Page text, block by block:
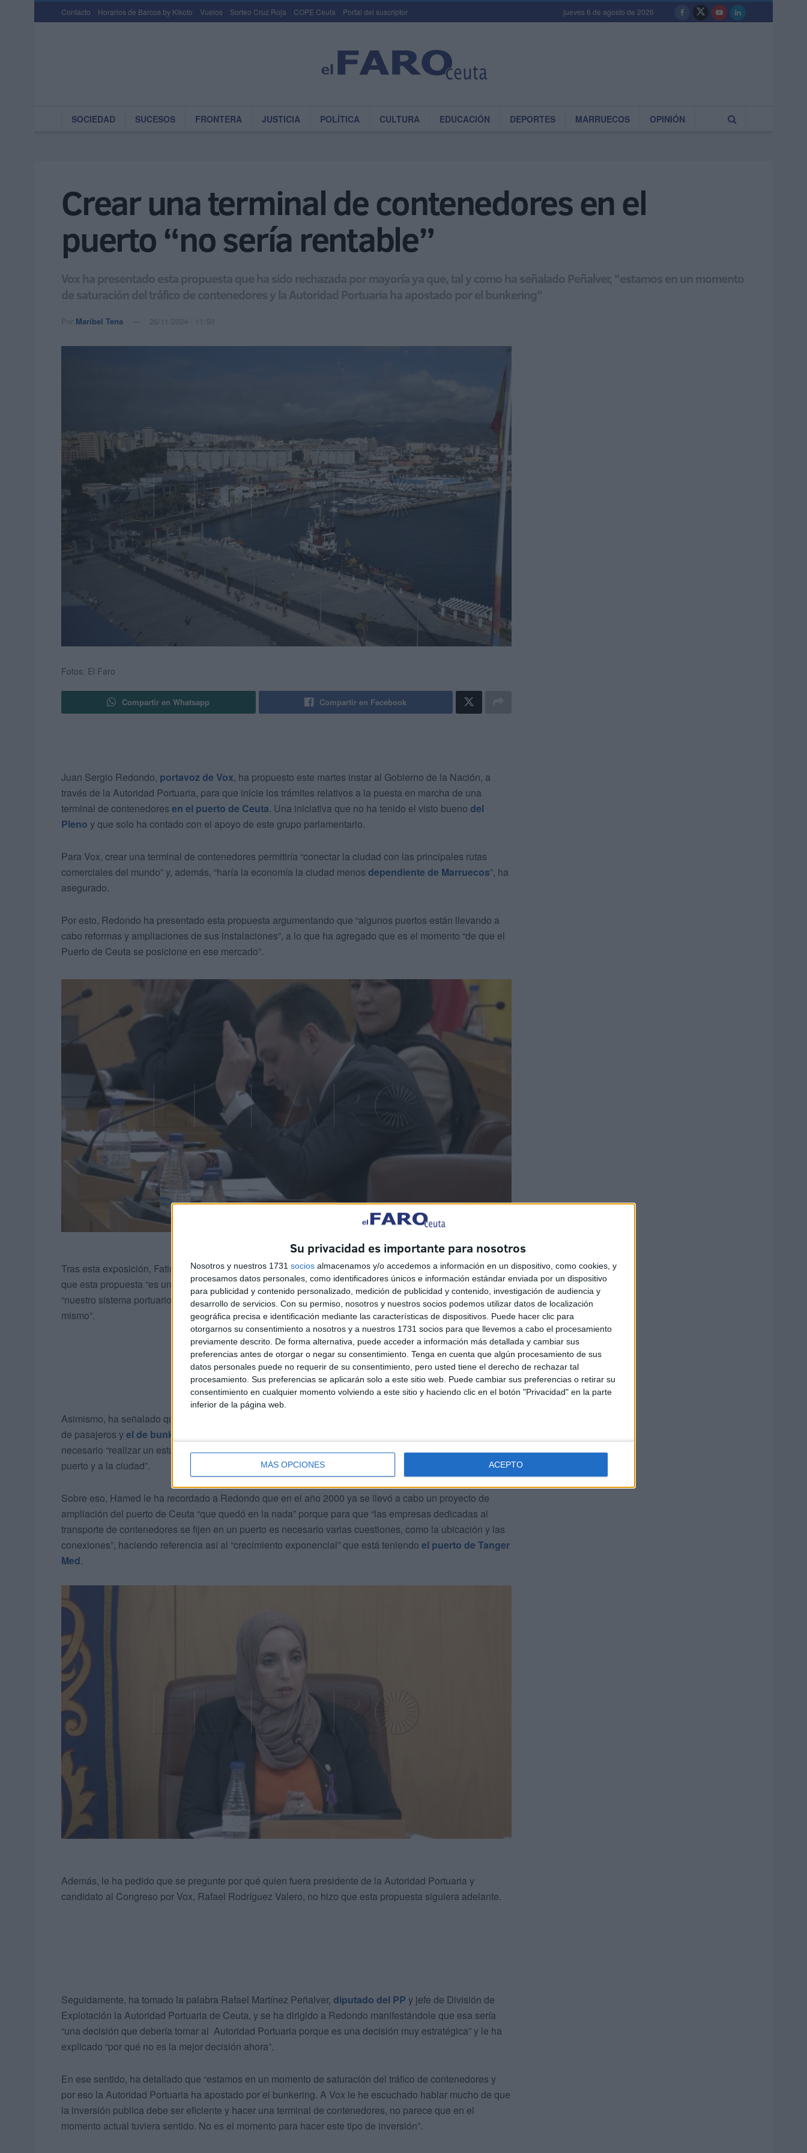
Su privacidad es importante para nosotros
Nosotros y nuestros 1731 socios almacenamos y/o accedemos a información en un dispositivo, como cookies, y
procesamos datos personales, como identificadores únicos e información estándar enviada por un dispositivo
para publicidad y contenido personalizado, medición de publicidad y contenido, investigación de audiencia y
desarrollo de servicios. Con su permiso, nosotros y nuestros socios podemos utilizar datos de localización
geográfica precisa e identificación mediante las características de dispositivos. Puede hacer clic para
otorgarnos su consentimiento a nosotros y a nuestros 1731 socios para que llevemos a cabo el procesamiento
previamente descrito. De forma alternativa, puede acceder a información más detallada y cambiar sus
preferencias antes de otorgar o negar su consentimiento. Tenga en cuenta que algún procesamiento de sus
datos personales puede no requerir de su consentimiento, pero usted tiene el derecho de rechazar tal
procesamiento. Sus preferencias se aplicarán solo a este sitio web. Puede cambiar sus preferencias o retirar su
consentimiento en cualquier momento volviendo a este sitio y haciendo clic en el botón "Privacidad" en la parte
inferior de la página web.
MÁS OPCIONES ACEPTO
Contacto Horarios de Barcos by Kikoto Vuelos Sorteo Cruz Roja COPE Ceuta Portal del suscriptor jueves 6 de agosto de 2026
SOCIEDAD SUCESOS FRONTERA JUSTICIA POLÍTICA CULTURA EDUCACIÓN DEPORTES MARRUECOS OPINIÓN
Crear una terminal de contenedores en el
puerto “no sería rentable”
Vox ha presentado esta propuesta que ha sido rechazada por mayoría ya que, tal y como ha señalado Peñalver, "estamos en un momento
de saturación del tráfico de contenedores y la Autoridad Portuaria ha apostado por el bunkering"
Por Maribel Tena 26/11/2024 - 11:50
Fotos: El Faro
Compartir en Whatsapp Compartir en Facebook
Juan Sergio Redondo, portavoz de Vox, ha propuesto este martes instar al Gobierno de la Nación, a
través de la Autoridad Portuaria, para que inicie los trámites relativos a la puesta en marcha de una
terminal de contenedores en el puerto de Ceuta. Una iniciativa que no ha tenido el visto bueno del
Pleno y que solo ha contado con el apoyo de este grupo parlamentario.
Para Vox, crear una terminal de contenedores permitiría “conectar la ciudad con las principales rutas
comerciales del mundo” y, además, “haría la economía la ciudad menos dependiente de Marruecos”, ha
asegurado.
Por esto, Redondo ha presentado esta propuesta argumentando que “algunos puertos están llevando a
cabo reformas y ampliaciones de sus instalaciones”, a lo que ha agregado que es el momento “de que el
Puerto de Ceuta se posicione en ese mercado”.
Tras esta exposición, Fatima Hamed,líder del MDyC, ha tomado la palabra para trasladarle a Redondo
que esta propuesta “es una ocurrencia que ustedes se han sacado de la manga” y le ha recordado que
“nuestro sistema portuario está compuesto por 28 instalaciones portuarias y no todas tienen que ofrecer lo
mismo”.
Asimismo, ha señalado que el puerto de Ceuta “se ha caracterizado por ofrecer dos tráficos concretos, el
de pasajeros yel de bunkers
necesario “realizar un estudio de viabilidad y tiene que tener una rentabilidad y un punto de retorno al
puerto y a la ciudad”.
Sobre eso, Hamed le ha recordado a Redondo que en el año 2000 ya se llevó a cabo un proyecto de
ampliación del puerto de Ceuta “que quedó en la nada” porque para que “las empresas dedicadas al
transporte de contenedores se fijen en un puerto es necesario varias cuestiones, como la ubicación y las
conexiones”, haciendo referencia así al “crecimiento exponencial” que está teniendo el puerto de Tanger
Med.
Además, le ha pedido que se pregunte por qué quien fuera presidente de la Autoridad Portuaria y
candidato al Congreso por Vox, Rafael Rodríguez Valero, no hizo que esta propuesta siguiera adelante.
Seguidamente, ha tomado la palabra Rafael Martínez Peñalver, diputado del PP y jefe de División de
Explotación la Autoridad Portuaria de Ceuta, y se ha dirigido a Redondo manifestándole que esa sería
“una decisión que debería tomar al Autoridad Portuaria porque es una decisión muy estratégica” y le ha
explicado “por qué no es la mejor decisión ahora”.
En ese sentido, ha detallado que “estamos en un momento de saturación del tráfico de contenedores y
por eso la Autoridad Portuaria ha apostado por el bunkering. A Vox le he escuchado hablar mucho de que
la inversión publica debe ser eficiente y hacer una terminal de contenedores, no parece que en el
momento actual tuviera sentido. No es el momento para hacer este tipo de inversión”.